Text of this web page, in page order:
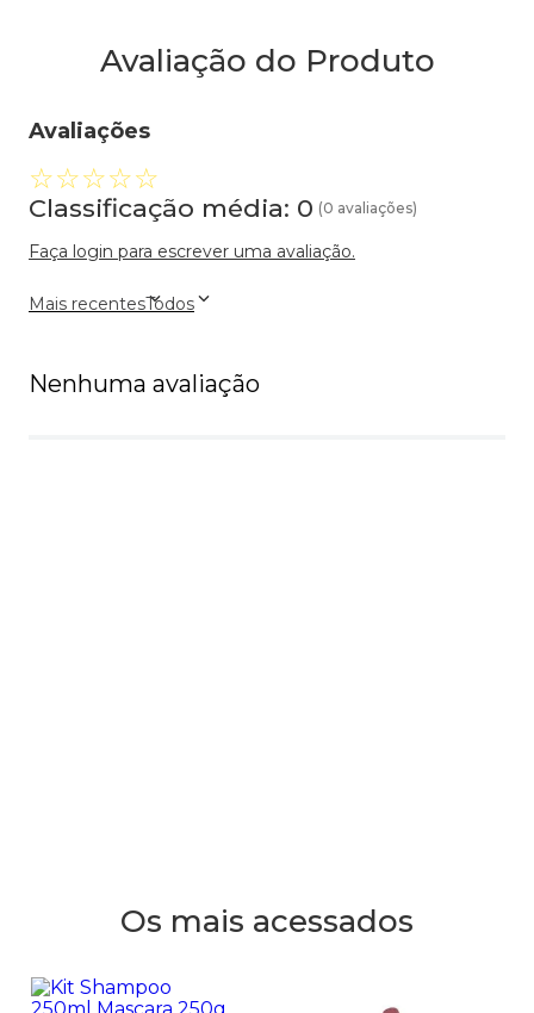
Avaliação do Produto
Avaliações
☆☆☆☆☆
Classificação média: 0 (0 avaliações)
Faça login para escrever uma avaliação.
Mais recentesTodos
Nenhuma avaliação
Os mais acessados